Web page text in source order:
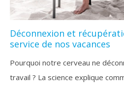
Déconnexion et
service de nos vacances
Pourquoi notre cerveau ne
travail ? La science explique